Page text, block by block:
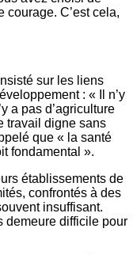
courage. C’est cela,
sur les liens
: « Il n’y
a pas d’agriculture
travail digne sans
que « la santé
fondamental ».
établissements de
confrontés à des
insuffisant.
demeure difficile pour